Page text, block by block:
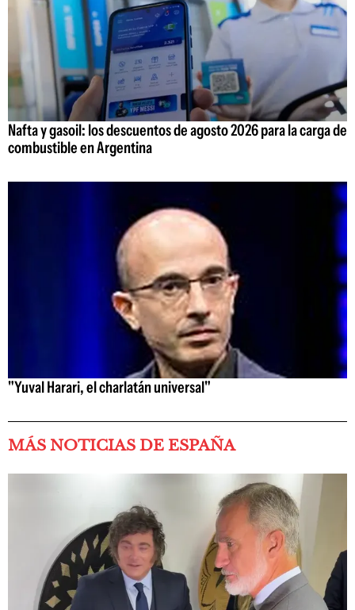
Nafta y gasoil: los descuentos de agosto 2026 para la carga de
combustible en Argentina
"Yuval Harari, el charlatán universal"
MÁS NOTICIAS DE ESPAÑA